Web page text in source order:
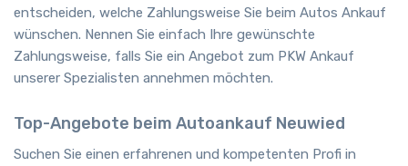
entscheiden, welche Zahlungsweise Sie beim Autos Ankauf
wünschen. Nennen Sie einfach Ihre gewünschte
Zahlungsweise, falls Sie ein Angebot zum PKW Ankauf
unserer Spezialisten annehmen möchten.
Top-Angebote beim Autoankauf Neuwied
Suchen Sie einen erfahrenen und kompetenten Profi in